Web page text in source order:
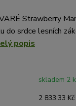
Strawberry
do srdce lesních
popis
skladem 2
2 833,33